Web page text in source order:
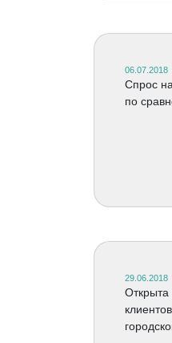
06.07.2018
Спрос
по
29.06.2018
Открыта